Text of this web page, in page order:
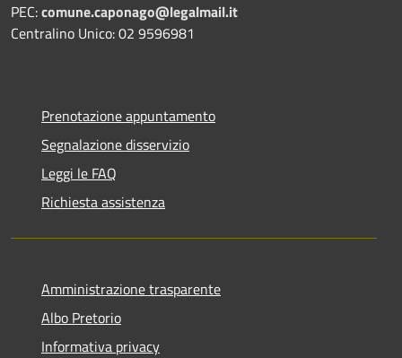
PEC:comune.caponago@legalmail.it
Centralino Unico: 02 9596981
Prenotazione appuntamento
Segnalazione disservizio
Leggi le FAQ
Richiesta assistenza
Amministrazione trasparente
Albo Pretorio
Informativa privacy